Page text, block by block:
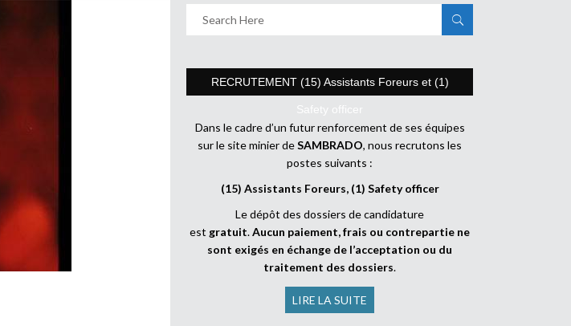
RECRUTEMENT (15) Assistants Foreurs et (1)
Safety officer
Dans le cadre d’un futur renforcement de ses équipes
sur le site minier deSAMBRADO, nous recrutons les
postes suivants :
(15) Assistants Foreurs, (1) Safety officer
Le dépôt des dossiers de candidature
est gratuit.Aucun paiement, frais ou contrepartie ne
sont exigés en échange de l’acceptation ou du
traitement des dossiers.
LIRE LA SUITE